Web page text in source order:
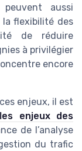
aussi
flexibilité des
de réduire
à privilégier
encore
enjeux, il est
enjeux des
de l’analyse
du trafic